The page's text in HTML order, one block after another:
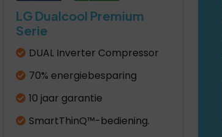
LG Dualcool Premium
Serie
DUAL Inverter Compressor
70% energiebesparing
10 jaar garantie
SmartThinQ™-bediening.